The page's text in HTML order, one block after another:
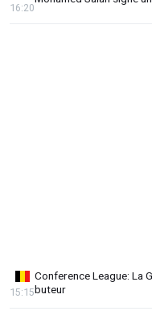
16:20
Conference League: La
buteur
15:15